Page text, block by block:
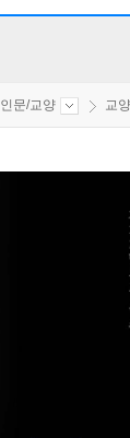
인문/교양 교